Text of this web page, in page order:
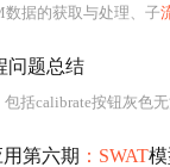
据的获取与处理、子
问题总结
括calibrate按钮灰色
第六期 ：SWAT